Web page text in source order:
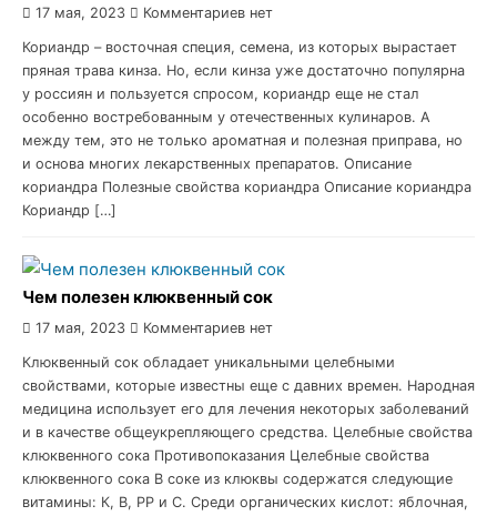
17 мая, 2023 Комментариев нет
Кориандр – восточная специя, семена, из которых вырастает
пряная трава кинза. Но, если кинза уже достаточно популярна
у россиян и пользуется спросом, кориандр еще не стал
особенно востребованным у отечественных кулинаров. А
между тем, это не только ароматная и полезная приправа, но
и основа многих лекарственных препаратов. Описание
кориандра Полезные свойства кориандра Описание кориандра
Кориандр […]
Чем полезен клюквенный сок
17 мая, 2023 Комментариев нет
Клюквенный сок обладает уникальными целебными
свойствами, которые известны еще с давних времен. Народная
медицина использует его для лечения некоторых заболеваний
и в качестве общеукрепляющего средства. Целебные свойства
клюквенного сока Противопоказания Целебные свойства
клюквенного сока В соке из клюквы содержатся следующие
витамины: К, В, РР и С. Среди органических кислот: яблочная,